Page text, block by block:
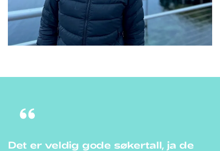
Det er veldig gode søkertall, ja de